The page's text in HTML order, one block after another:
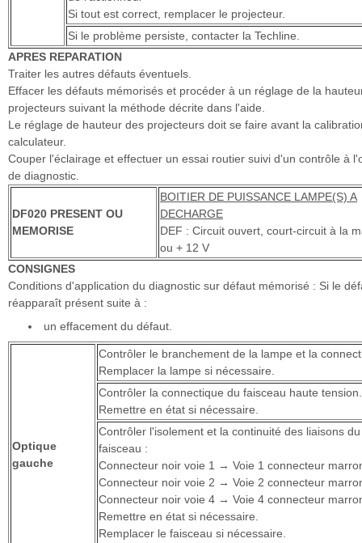
Si tout est correct, remplacer le projecteur.
Si le problème persiste, contacter la Techline.
APRES REPARATION
Traiter les autres défauts éventuels.
Effacer les défauts mémorisés et procéder à un réglage de la
projecteurs suivant la méthode décrite dans l'aide.
Le réglage de hauteur des projecteurs doit se faire avant la
calculateur.
Couper l'éclairage et effectuer un essai routier suivi d'un contrôle à
de diagnostic.
DF020 PRESENT OU
MEMORISE
BOITIER DE PUISSANCE LAMPE(S) A
DECHARGE
DEF : Circuit ouvert, court-circuit à la
ou + 12 V
CONSIGNES
Conditions d'application du diagnostic sur défaut mémorisé : Si le
réapparaît présent suite à :
un effacement du défaut.
Optique
gauche
Contrôler le branchement de la lampe et la
Remplacer la lampe si nécessaire.
Contrôler la connectique du faisceau haute tension.
Remettre en état si nécessaire.
Contrôler l'isolement et la continuité des liaisons du
faisceau :
Connecteur noir voie 1 → Voie 1 connecteur
Connecteur noir voie 2 → Voie 2 connecteur
Connecteur noir voie 4 → Voie 4 connecteur
Remettre en état si nécessaire.
Remplacer le faisceau si nécessaire.